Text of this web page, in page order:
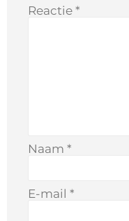
Reactie *
Naam *
E-mail *